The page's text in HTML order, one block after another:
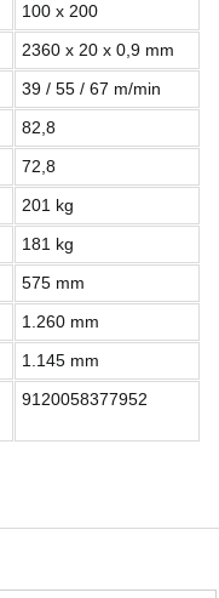
100 x 200
2360 x 20 x 0,9 mm
39 / 55 / 67 m/min
82,8
72,8
201 kg
181 kg
575 mm
1.260 mm
1.145 mm
9120058377952